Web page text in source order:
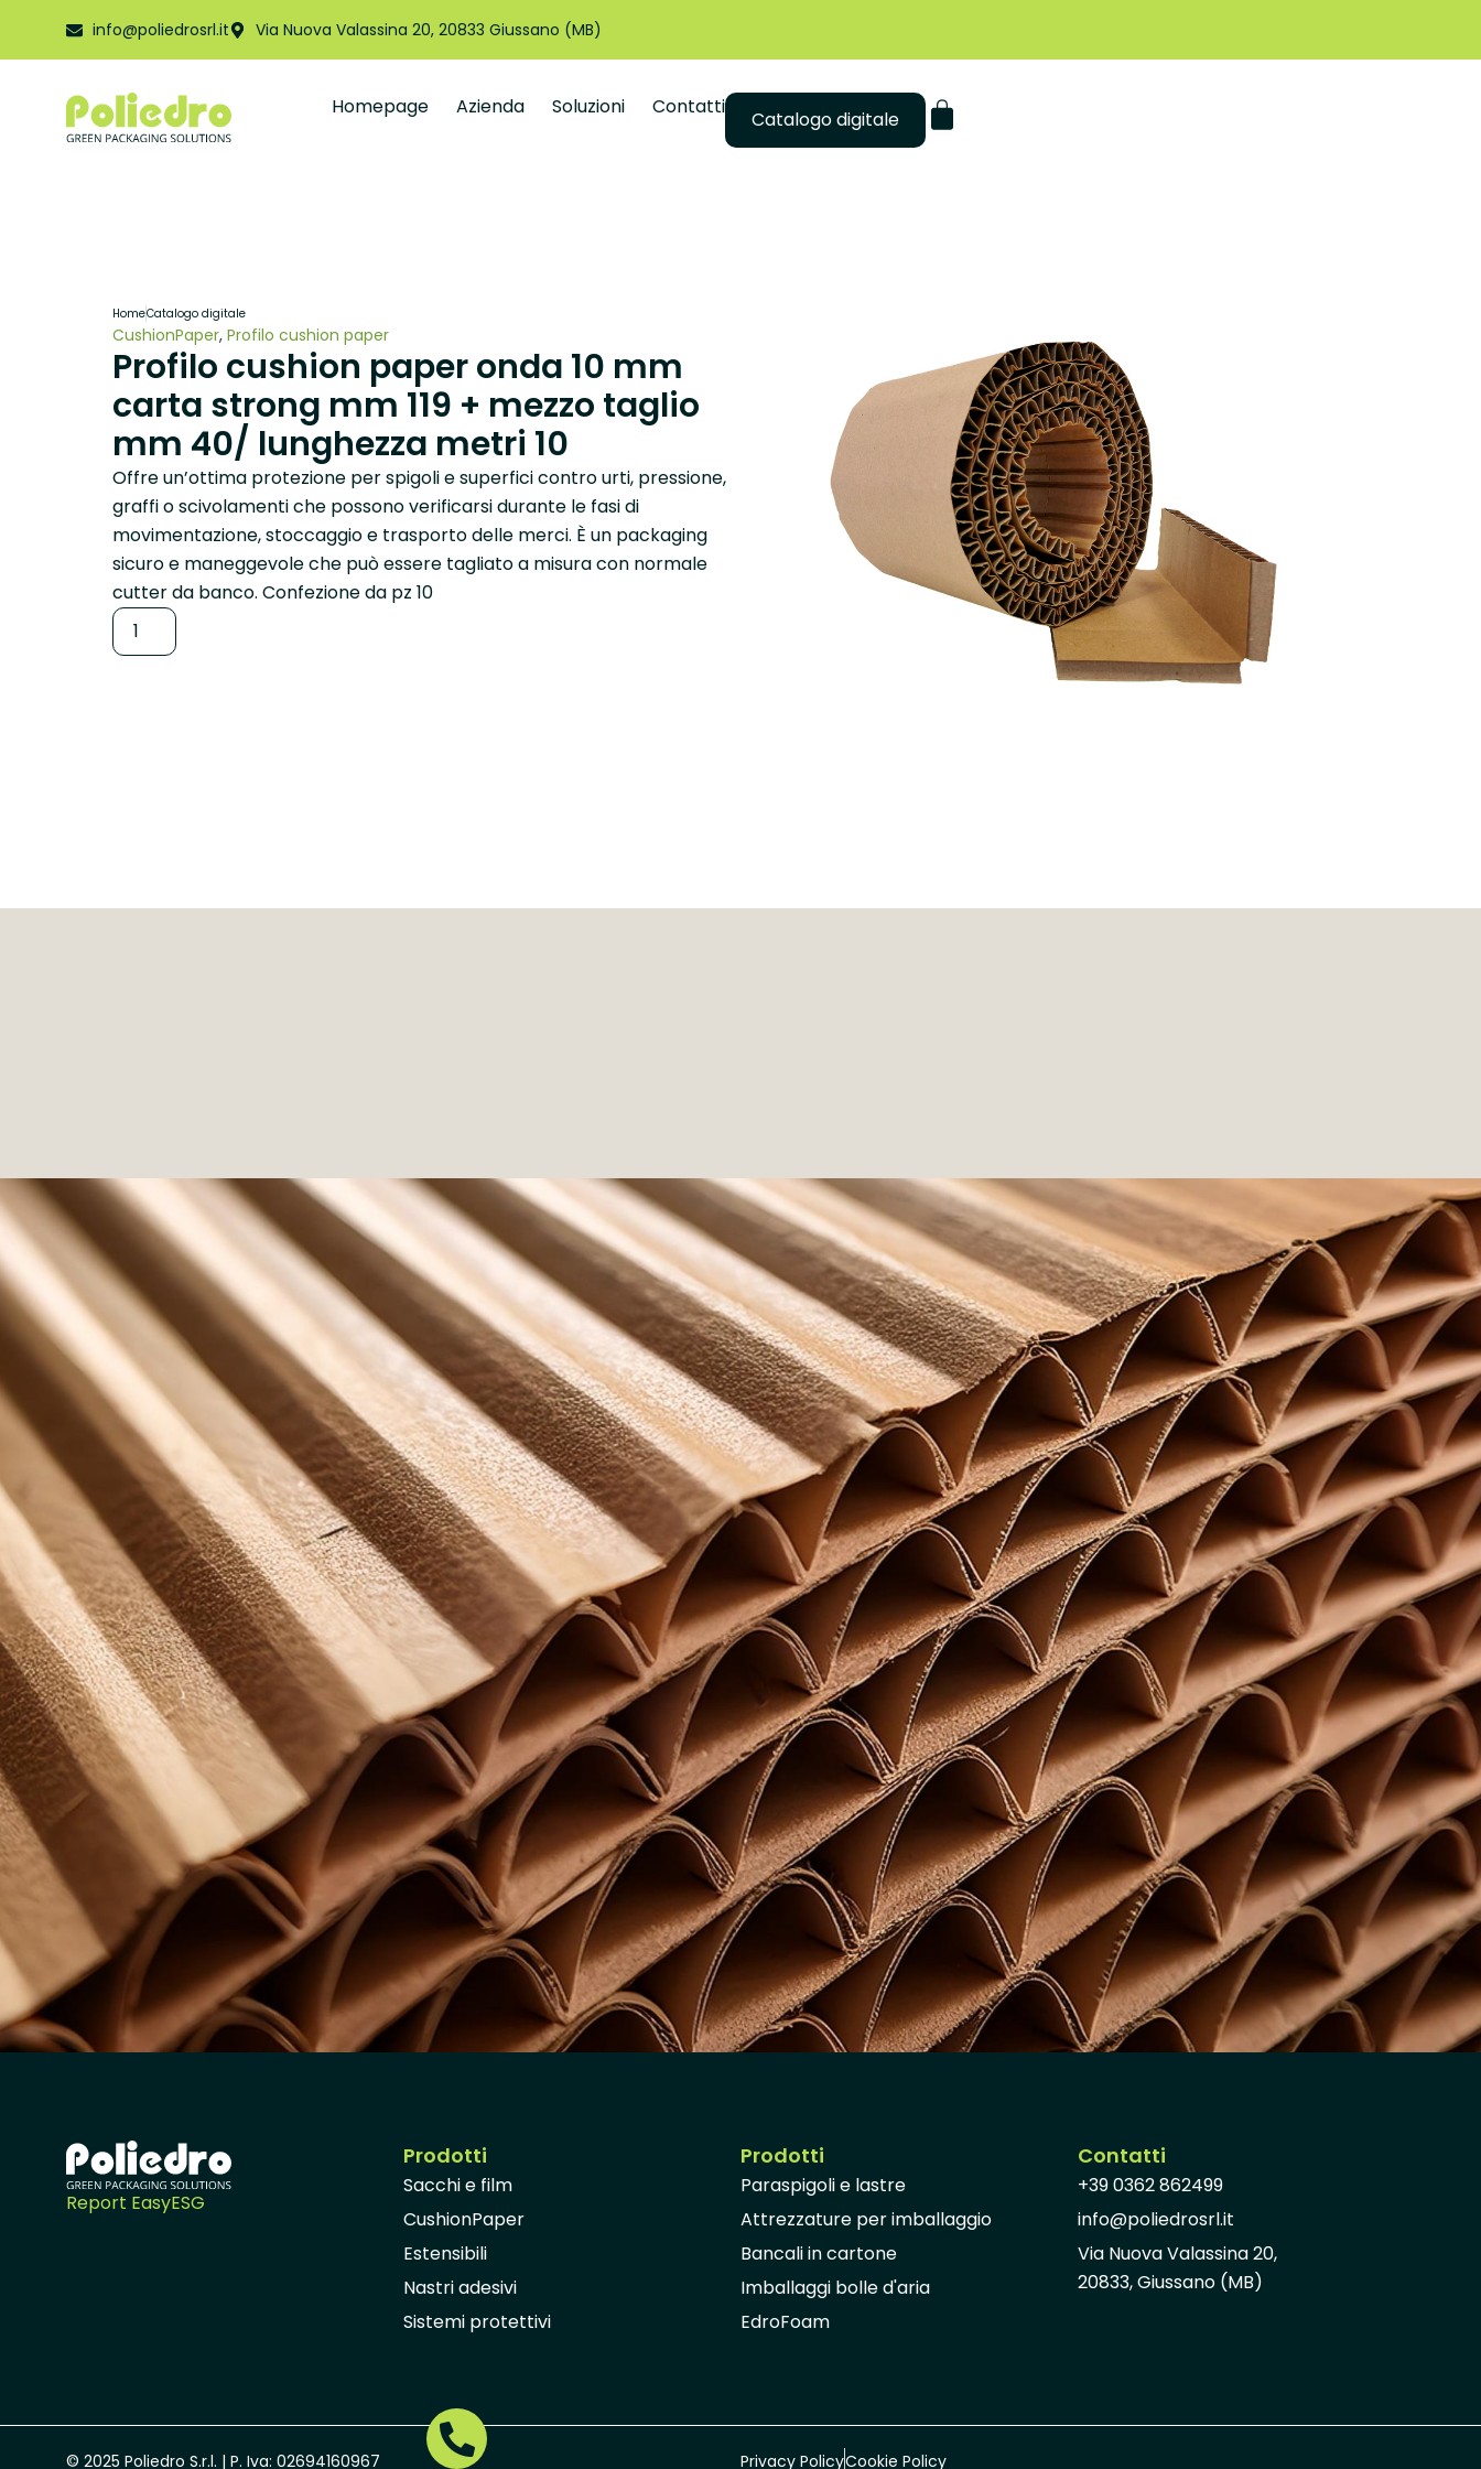
info@poliedrosrl.it Via Nuova Valassina 20, 20833 Giussano (MB)
Homepage Azienda Soluzioni Contatti
Catalogo digitale
HomeCatalogo digitale
CushionPaper, Profilo cushion paper
Profilo cushion paper onda 10 mm
carta strong mm 119 + mezzo taglio
mm 40/ lunghezza metri 10
Offre un’ottima protezione per spigoli e superfici contro urti, pressione,
graffi o scivolamenti che possono verificarsi durante le fasi di
movimentazione, stoccaggio e trasporto delle merci. È un packaging
sicuro e maneggevole che può essere tagliato a misura con normale
cutter da banco. Confezione da pz 10
Report EasyESG
Prodotti
Sacchi e film
CushionPaper
Estensibili
Nastri adesivi
Sistemi protettivi
Prodotti
Paraspigoli e lastre
Attrezzature per imballaggio
Bancali in cartone
Imballaggi bolle d'aria
EdroFoam
Contatti
+39 0362 862499
info@poliedrosrl.it
Via Nuova Valassina 20,
20833, Giussano (MB)
© 2025 Poliedro S.r.l. | P. Iva: 02694160967 Privacy PolicyCookie Policy